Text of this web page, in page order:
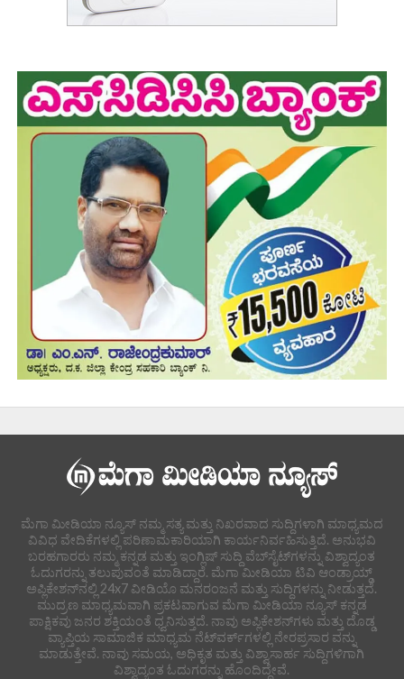
ಮೆಗಾ ಮೀಡಿಯಾ ನ್ಯೂಸ್ ನಮ್ಮ ಸತ್ಯ ಮತ್ತು ನಿಖರವಾದ ಸುದ್ದಿಗಳಾಗಿ ಮಾಧ್ಯಮದ
ವಿವಿಧ ವೇದಿಕೆಗಳಲ್ಲಿ ಪರಿಣಾಮಕಾರಿಯಾಗಿ ಕಾರ್ಯನಿರ್ವಹಿಸುತ್ತಿದೆ. ಅನುಭವಿ
ಬರಹಗಾರರು ನಮ್ಮ ಕನ್ನಡ ಮತ್ತು ಇಂಗ್ಲಿಷ್ ಸುದ್ದಿ ವೆಬ್‌ಸೈಟ್‌ಗಳನ್ನು ವಿಶ್ವಾದ್ಯಂತ
ಓದುಗರನ್ನು ತಲುಪುವಂತೆ ಮಾಡಿದ್ದಾರೆ. ಮೆಗಾ ಮೀಡಿಯಾ ಟಿವಿ ಆಂಡ್ರಾಯ್ಡ್
ಅಪ್ಲಿಕೇಶನ್‌ನಲ್ಲಿ 24x7 ವೀಡಿಯೊ ಮನರಂಜನೆ ಮತ್ತು ಸುದ್ದಿಗಳನ್ನು ನೀಡುತ್ತದೆ.
ಮುದ್ರಣ ಮಾಧ್ಯಮವಾಗಿ ಪ್ರಕಟವಾಗುವ ಮೆಗಾ ಮೀಡಿಯಾ ನ್ಯೂಸ್ ಕನ್ನಡ
ಪಾಕ್ಷಿಕವು ಜನರ ಶಕ್ತಿಯಂತೆ ಧ್ವನಿಸುತ್ತದೆ. ನಾವು ಅಪ್ಲಿಕೇಶನ್‌ಗಳು ಮತ್ತು ದೊಡ್ಡ
ವ್ಯಾಪ್ತಿಯ ಸಾಮಾಜಿಕ ಮಾಧ್ಯಮ ನೆಟ್‌ವರ್ಕ್‌ಗಳಲ್ಲಿ ನೇರಪ್ರಸಾರ ವನ್ನು
ಮಾಡುತ್ತೇವೆ. ನಾವು ಸಮಯ, ಅಧಿಕೃತ ಮತ್ತು ವಿಶ್ವಾಸಾರ್ಹ ಸುದ್ದಿಗಳಿಗಾಗಿ
ವಿಶ್ವಾದ್ಯಂತ ಓದುಗರನ್ನು ಹೊಂದಿದ್ದೇವೆ.